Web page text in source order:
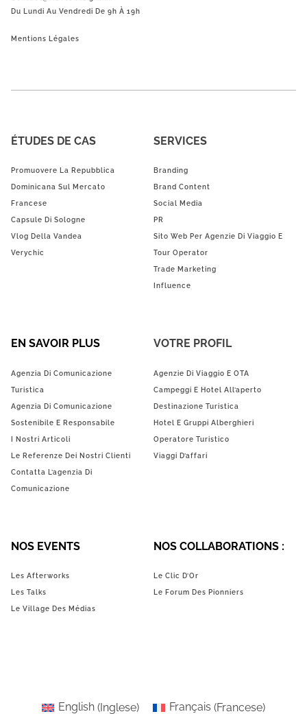
Du Lundi Au Vendredi De 9h À 19h
Mentions Légales
ÉTUDES DE CAS
Promuovere La Repubblica
Dominicana Sul Mercato
Francese
Capsule Di Sologne
Vlog Della Vandea
Verychic
SERVICES
Branding
Brand Content
Social Media
PR
Sito Web Per Agenzie Di Viaggio E
Tour Operator
Trade Marketing
Influence
EN SAVOIR PLUS
Agenzia Di Comunicazione
Turistica
Agenzia Di Comunicazione
Sostenibile E Responsabile
I Nostri Articoli
Le Referenze Dei Nostri Clienti
Contatta L’agenzia Di
Comunicazione
VOTRE PROFIL
Agenzie Di Viaggio E OTA
Campeggi E Hotel All’aperto
Destinazione Turistica
Hotel E Gruppi Alberghieri
Operatore Turistico
Viaggi D’affari
NOS EVENTS
Les Afterworks
Les Talks
Le Village Des Médias
NOS COLLABORATIONS :
Le Clic D’Or
Le Forum Des Pionniers
English (Inglese) Français (Francese)